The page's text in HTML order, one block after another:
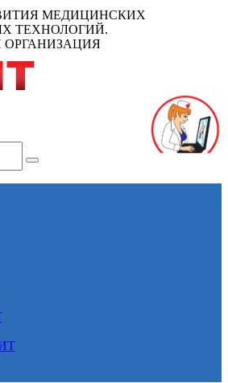
МЕДИЦИНСКИХ
ТЕХНОЛОГИЙ.